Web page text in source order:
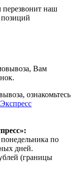
перезвонит наш
Вам
ознакомьтесь
по
дней.
(границы